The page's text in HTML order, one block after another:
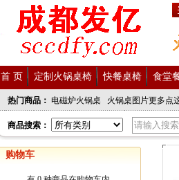
首 页 定制火锅桌椅 快餐桌椅 食堂
热门商品： 电磁炉火锅桌 火锅桌图片更多点
商品搜索：
购物车